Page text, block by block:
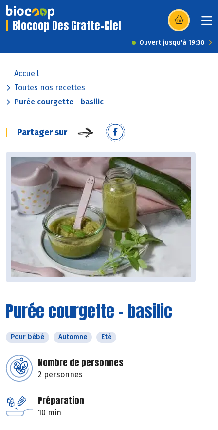
Biocoop Des Gratte-Ciel (s’ouvre dans
Ouvert jusqu'à 19:30
Accueil
Toutes nos recettes
Purée courgette - basilic
Partager sur
Purée courgette - basilic
Pour bébé Automne Eté
Nombre de personnes
2 personnes
Préparation
10 min